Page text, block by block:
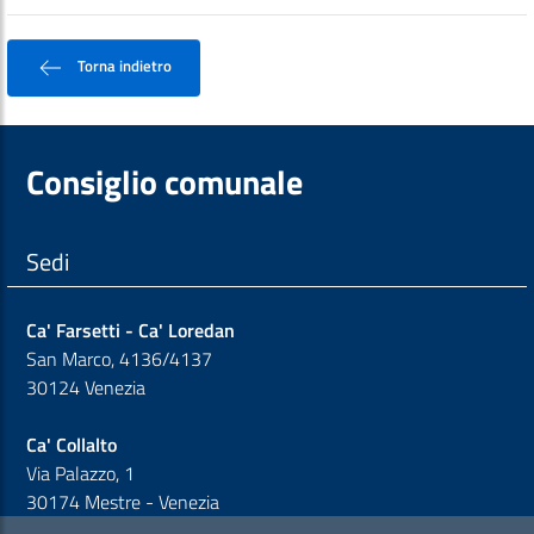
Torna indietro
Consiglio comunale
Sedi
Ca' Farsetti - Ca' Loredan
San Marco, 4136/4137
30124 Venezia
Ca' Collalto
Via Palazzo, 1
30174 Mestre - Venezia